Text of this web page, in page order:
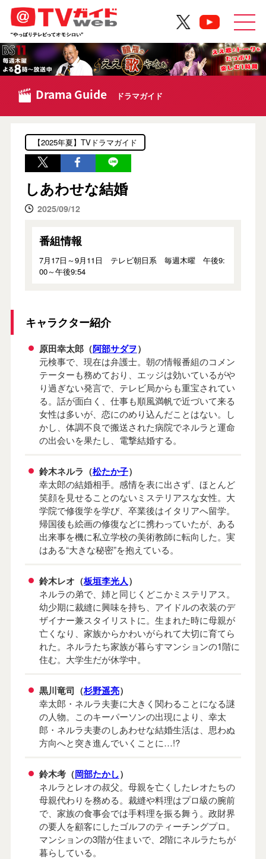
Drama Guide ドラマガイド
【2025年夏】TVドラマガイド
しあわせな結婚
2025/09/12
番組情報
7月17日～9月11日 テレビ朝日系 毎週木曜 午後9:
00～午後9:54
キャラクター紹介
原田幸太郎（阿部サダヲ）
元検事で、現在は弁護士。朝の情報番組のコメン
テーターも務めており、エッジは効いているがや
り過ぎない発言で、テレビ局からも重宝されてい
る。話が面白く、仕事も順風満帆で近づいて来る
女性は多いが、恋にのめり込んだことはない。し
かし、体調不良で搬送された病院でネルラと運命
の出会いを果たし、電撃結婚する。
鈴木ネルラ（松たか子）
幸太郎の結婚相手。感情を表に出さず、ほとんど
笑顔を見せることのないミステリアスな女性。大
学院で修復学を学び、卒業後はイタリアへ留学。
帰国後も絵画の修復などに携わっていたが、ある
出来事を機に私立学校の美術教師に転向した。実
はある“大きな秘密”を抱えている。
鈴木レオ（板垣李光人）
ネルラの弟で、姉と同じくどこかミステリアス。
幼少期に裁縫に興味を持ち、アイドルの衣装のデ
ザイナー兼スタイリストに。生まれた時に母親が
亡くなり、家族からかわいがられて大切に育てら
れた。ネルラたち家族が暮らすマンションの1階に
住む。大学生だが休学中。
黒川竜司（杉野遥亮）
幸太郎・ネルラ夫妻に大きく関わることになる謎
の人物。このキーパーソンの出現により、幸太
郎・ネルラ夫妻のしあわせな結婚生活は、思わぬ
方向へと突き進んでいくことに…!?
鈴木考（岡部たかし）
ネルラとレオの叔父。母親を亡くしたレオたちの
母親代わりを務める。裁縫や料理はプロ級の腕前
で、家族の食事会では手料理を振る舞う。政財界
の要人を顧客にしたゴルフのティーチングプロ。
マンションの3階が住まいで、2階にネルラたちが
暮らしている。